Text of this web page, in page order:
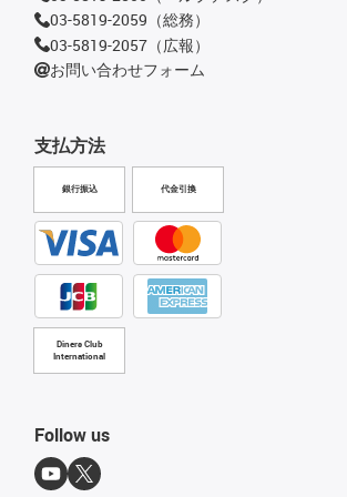
支払方法
銀行振込 代金引換
Diners Club
International
03-5819-2059（総務）
03-5819-2057（広報）
お問い合わせフォーム
Follow us